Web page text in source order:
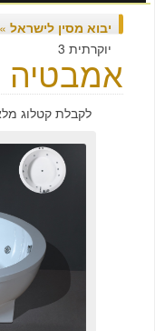
יבוא מוצרים מסין
יבוא מסין לישראל»
יוקרתית 3
אמבטיה
לקבלת קטלוג